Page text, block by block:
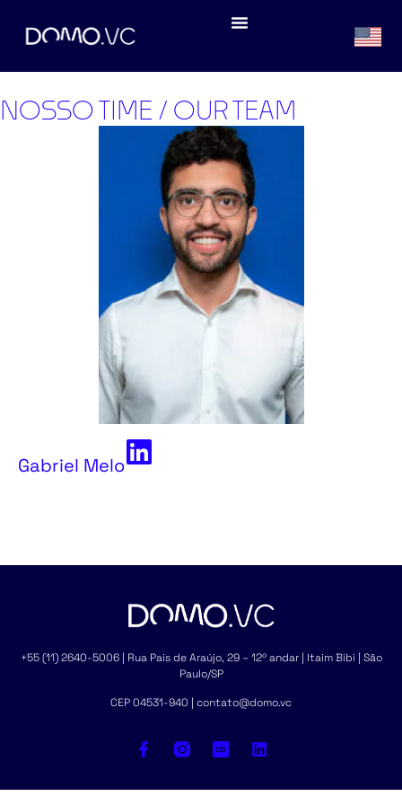
NOSSO TIME / OUR TEAM
Gabriel Melo
+55 (11) 2640-5006 | Rua Pais de Araújo, 29 – 12º andar | Itaim Bibi | São
Paulo/SP
CEP 04531-940 | contato@domo.vc